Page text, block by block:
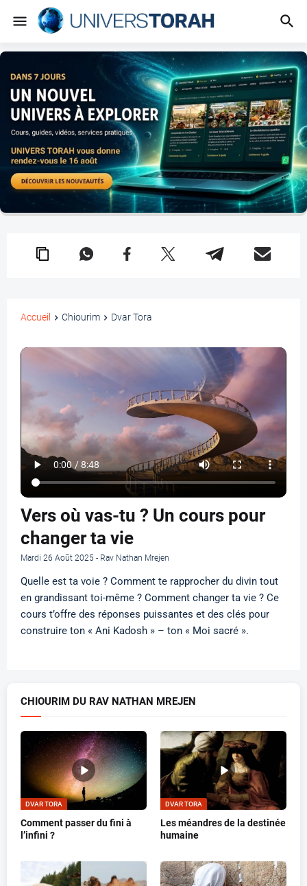
Accueil Chiourim Dvar Tora
Vers où vas-tu ? Un cours pour
changer ta vie
Mardi 26 Août 2025 - Rav Nathan Mrejen
Quelle est ta voie ? Comment te rapprocher du divin tout
en grandissant toi-même ? Comment changer ta vie ? Ce
cours t’offre des réponses puissantes et des clés pour
construire ton « Ani Kadosh » – ton « Moi sacré ».
CHIOURIM DU RAV NATHAN MREJEN
DVAR TORA
Comment passer du fini à
l’infini ?
DVAR TORA
Les méandres de la destinée
humaine